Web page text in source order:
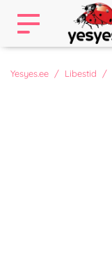
Yesyes.ee Libestid